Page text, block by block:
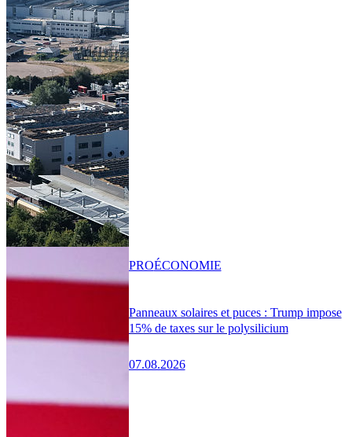
Panneaux solaires et puces : Trump impose
15% de taxes sur le polysilicium
07.08.2026
PROÉCONOMIE